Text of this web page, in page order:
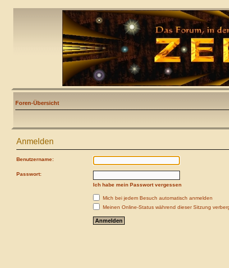
Foren-Übersicht
Anmelden
Benutzername:
Passwort:
Ich habe mein Passwort vergessen
Mich bei jedem Besuch automatisch anmelden
Meinen Online-Status während dieser Sitzung